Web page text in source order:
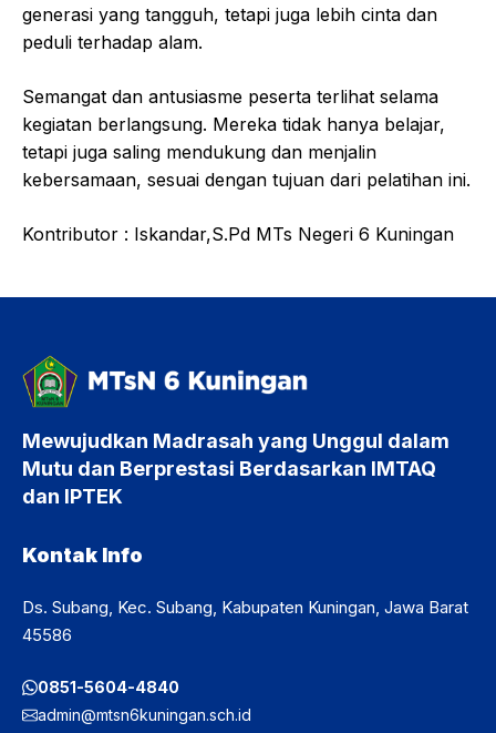
generasi yang tangguh, tetapi juga lebih cinta dan
peduli terhadap alam.
Semangat dan antusiasme peserta terlihat selama
kegiatan berlangsung. Mereka tidak hanya belajar,
tetapi juga saling mendukung dan menjalin
kebersamaan, sesuai dengan tujuan dari pelatihan ini.
Kontributor : Iskandar,S.Pd MTs Negeri 6 Kuningan
Mewujudkan Madrasah yang Unggul dalam
Mutu dan Berprestasi Berdasarkan IMTAQ
dan IPTEK
Kontak Info
Ds. Subang, Kec. Subang, Kabupaten Kuningan, Jawa Barat
45586
0851-5604-4840
admin@mtsn6kuningan.sch.id